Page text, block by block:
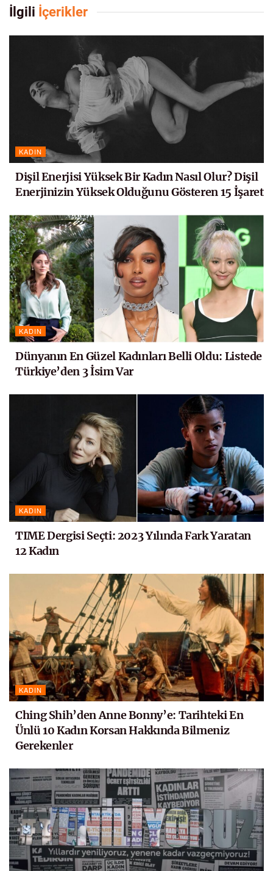
İlgili İçerikler
KADIN
Dişil Enerjisi Yüksek Bir Kadın Nasıl Olur? Dişil
Enerjinizin Yüksek Olduğunu Gösteren 15 İşaret
KADIN
Dünyanın En Güzel Kadınları Belli Oldu: Listede
Türkiye’den 3 İsim Var
KADIN
TIME Dergisi Seçti: 2023 Yılında Fark Yaratan
12 Kadın
KADIN
Ching Shih’den Anne Bonny’e: Tarihteki En
Ünlü 10 Kadın Korsan Hakkında Bilmeniz
Gerekenler